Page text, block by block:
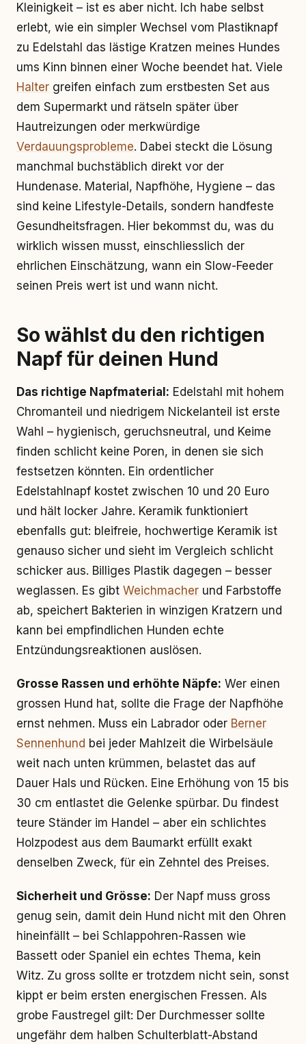
Kleinigkeit – ist es aber nicht. Ich habe selbst
erlebt, wie ein simpler Wechsel vom Plastiknapf
zu Edelstahl das lästige Kratzen meines Hundes
ums Kinn binnen einer Woche beendet hat. Viele
Halter greifen einfach zum erstbesten Set aus
dem Supermarkt und rätseln später über
Hautreizungen oder merkwürdige
Verdauungsprobleme. Dabei steckt die Lösung
manchmal buchstäblich direkt vor der
Hundenase. Material, Napfhöhe, Hygiene – das
sind keine Lifestyle-Details, sondern handfeste
Gesundheitsfragen. Hier bekommst du, was du
wirklich wissen musst, einschliesslich der
ehrlichen Einschätzung, wann ein Slow-Feeder
seinen Preis wert ist und wann nicht.
So wählst du den richtigen
Napf für deinen Hund
Das richtige Napfmaterial: Edelstahl mit hohem
Chromanteil und niedrigem Nickelanteil ist erste
Wahl – hygienisch, geruchsneutral, und Keime
finden schlicht keine Poren, in denen sie sich
festsetzen könnten. Ein ordentlicher
Edelstahlnapf kostet zwischen 10 und 20 Euro
und hält locker Jahre. Keramik funktioniert
ebenfalls gut: bleifreie, hochwertige Keramik ist
genauso sicher und sieht im Vergleich schlicht
schicker aus. Billiges Plastik dagegen – besser
weglassen. Es gibt Weichmacher und Farbstoffe
ab, speichert Bakterien in winzigen Kratzern und
kann bei empfindlichen Hunden echte
Entzündungsreaktionen auslösen.
Grosse Rassen und erhöhte Näpfe: Wer einen
grossen Hund hat, sollte die Frage der Napfhöhe
ernst nehmen. Muss ein Labrador oder Berner
Sennenhund bei jeder Mahlzeit die Wirbelsäule
weit nach unten krümmen, belastet das auf
Dauer Hals und Rücken. Eine Erhöhung von 15 bis
30 cm entlastet die Gelenke spürbar. Du findest
teure Ständer im Handel – aber ein schlichtes
Holzpodest aus dem Baumarkt erfüllt exakt
denselben Zweck, für ein Zehntel des Preises.
Sicherheit und Grösse: Der Napf muss gross
genug sein, damit dein Hund nicht mit den Ohren
hineinfällt – bei Schlappohren-Rassen wie
Bassett oder Spaniel ein echtes Thema, kein
Witz. Zu gross sollte er trotzdem nicht sein, sonst
kippt er beim ersten energischen Fressen. Als
grobe Faustregel gilt: Der Durchmesser sollte
ungefähr dem halben Schulterblatt-Abstand